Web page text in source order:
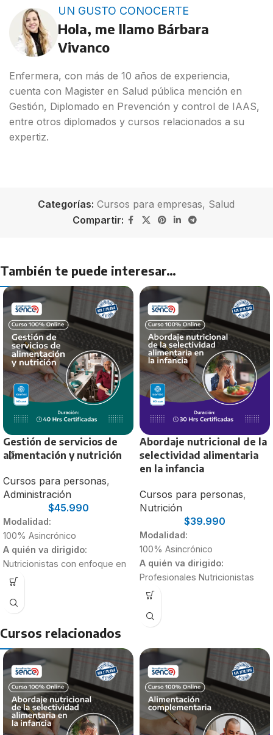
UN GUSTO CONOCERTE
Hola, me llamo Bárbara
Vivanco
Enfermera, con más de 10 años de experiencia,
cuenta con Magister en Salud pública mención en
Gestión, Diplomado en Prevención y control de IAAS,
entre otros diplomados y cursos relacionados a su
expertiz.
Categorías: Cursos para empresas, Salud
Compartir:
También te puede interesar…
Gestión de servicios de
alimentación y nutrición
Cursos para personas,
Administración
$45.990
Modalidad:
100% Asincrónico
A quién va dirigido:
Nutricionistas con enfoque en
Alimentación Colectiva
egresados
Nutrición y Dietética.
Duración:
40 Horas
Abordaje nutricional de la
selectividad alimentaria
en la infancia
Cursos para personas,
Nutrición
$39.990
Modalidad:
100% Asincrónico
A quién va dirigido:
Profesionales Nutricionistas
Estudiantes de 4to y 5to año
30 Horas
Cursos relacionados